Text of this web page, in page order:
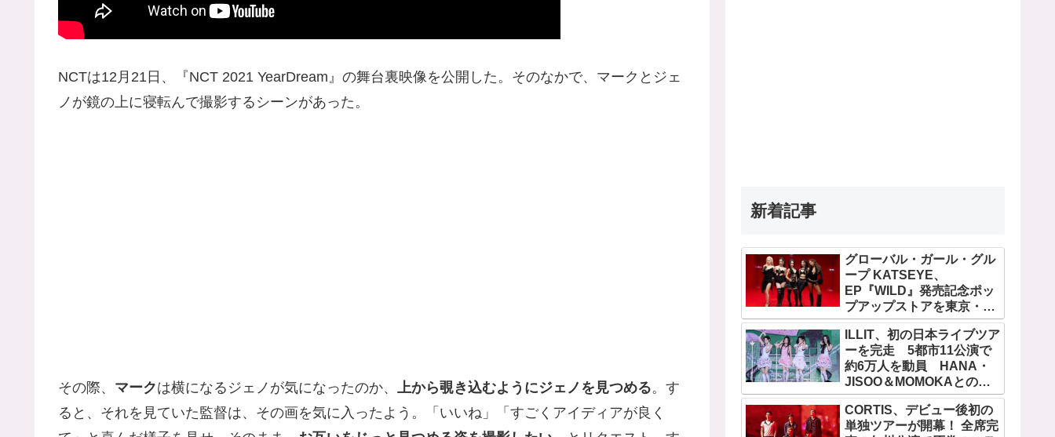
NCTは12月21日、『NCT 2021 YearDream』の舞台裏映像を公開した。そのなかで、マークとジェ
ノが鏡の上に寝転んで撮影するシーンがあった。
その際、 マークは横になるジェノが気になったのか、 上から覗き込むようにジェノを見つめる。す
ると、それを見ていた監督は、その画を気に入ったよう。「いいね」「すごくアイディアが良く
新着記事
グローバル・ガール・グル
ープ KATSEYE、
EP『WILD』発売記念ポッ
プアップストアを東京・原
宿で開催 限定グッズも登
場ILLIT、初の日本ライブツア
ーを完走 5都市11公演で
約6万人を動員 HANA・
JISOO＆MOMOKAとのス
ペシャルコラボも実現
CORTIS、デビュー後初の
単独ツアーが開幕！ 全席完